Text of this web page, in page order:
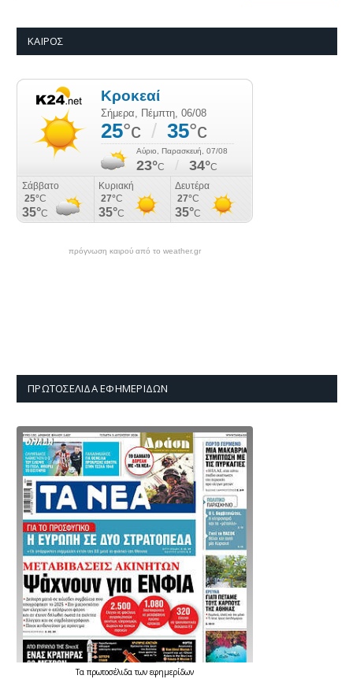
ΚΑΙΡΌΣ
πρόγνωση καιρού από το weather.gr
ΠΡΩΤΟΣΈΛΙΔΑ ΕΦΗΜΕΡΊΔΩΝ
Τα πρωτοσέλιδατων εφημερίδων